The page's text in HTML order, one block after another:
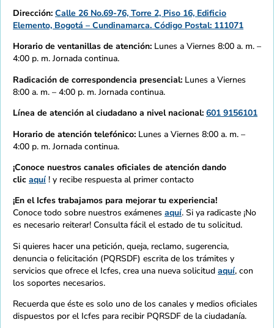
Dirección: Calle 26 No.69-76, Torre 2, Piso 16, Edificio
Elemento, Bogotá – Cundinamarca. Código Postal: 111071
Horario de ventanillas de atención: Lunes a Viernes 8:00 a. m. –
4:00 p. m. Jornada continua.
Radicación de correspondencia presencial: Lunes a Viernes
8:00 a. m. – 4:00 p. m. Jornada continua.
Línea de atención al ciudadano a nivel nacional: 601 9156101
Horario de atención telefónico: Lunes a Viernes 8:00 a. m. –
4:00 p. m. Jornada continua.
¡Conoce nuestros canales oficiales de atención dando
clic aquí ! y recibe respuesta al primer contacto
¡En el Icfes trabajamos para mejorar tu experiencia!
Conoce todo sobre nuestros exámenes aquí. Si ya radicaste ¡No
es necesario reiterar! Consulta fácil el estado de tu solicitud.
Si quieres hacer una petición, queja, reclamo, sugerencia,
denuncia o felicitación (PQRSDF) escrita de los trámites y
servicios que ofrece el Icfes, crea una nueva solicitud aquí, con
los soportes necesarios.
Recuerda que éste es solo uno de los canales y medios oficiales
dispuestos por el Icfes para recibir PQRSDF de la ciudadanía.